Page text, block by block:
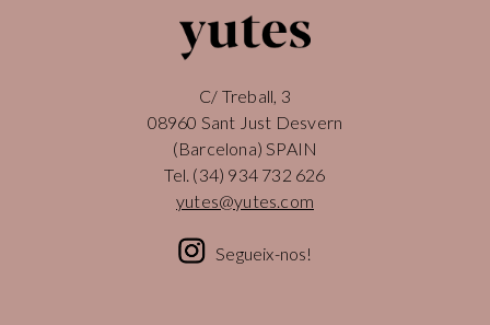
C/ Treball, 3
08960 Sant Just Desvern
(Barcelona) SPAIN
Tel. (34) 934 732 626
yutes@yutes.com
Segueix-nos!